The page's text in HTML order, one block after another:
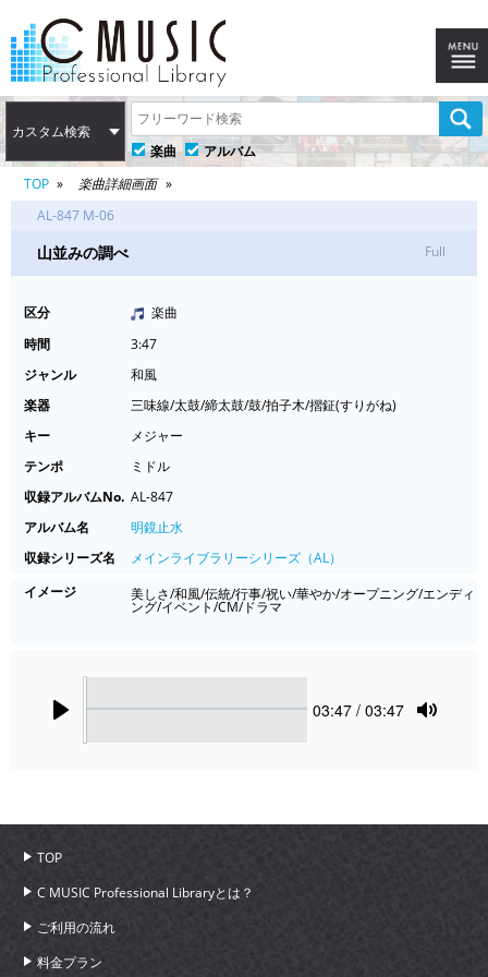
カスタム検索
楽曲
アルバム
TOP
楽曲詳細画面
AL-847 M-06
山並みの調べ Full
区分
楽曲
時間
3:47
ジャンル
和風
楽器
三味線/太鼓/締太鼓/鼓/拍子木/摺鉦(すりがね)
キー
メジャー
テンポ
ミドル
収録アルバムNo. AL-847
アルバム名
明鏡止水
収録シリーズ名
メインライブラリーシリーズ（AL）
イメージ
美しさ/和風/伝統/行事/祝い/華やか/オープニング/エンディ
ング/イベント/CM/ドラマ
Current
03:47 / 03:47
TOP
C MUSIC Professional Libraryとは？
ご利用の流れ
料金プラン